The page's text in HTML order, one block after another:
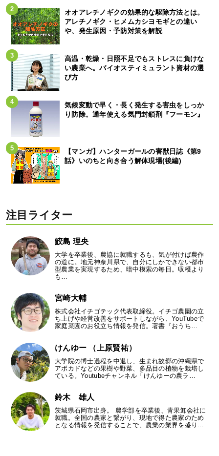
オオアレチノギクの効果的な駆除方法とは。
アレチノギク・ヒメムカシヨモギとの違い
や、発生原因・予防対策を解説
高温・乾燥・日照不足でもストレスに負けな
い農業へ。バイオスティミュラント資材の選
び方
気候変動で早く・長く発生する害虫をしっか
り防除。通年使える気門封鎖剤『フーモン』
【マンガ】ハンターガールの害獣日誌《第9
話》いのちと向き合う解体現場(後編)
注目ライター
鮫島 理央
大学を卒業後、農協に就職するも、気が付けば農作
の道に。地元神奈川県で、自分にしかできない都市
型農業を実現するため、暗中模索の毎日。収穫より
も…
宮崎大輔
株式会社イチゴテック代表取締役。イチゴ農園の立
ち上げや経営改善をサポートしながら、YouTubeで
家庭菜園のお役立ち情報を発信。著書『おうち…
けんゆー （上原賢祐）
大学院の博士過程を中退し、生まれ故郷の沖縄県で
アボカドなどの果樹や野菜、多品目の植物を栽培し
ている。Youtubeチャンネル「けんゆーの農ラ…
鈴木 雄人
茨城県石岡市出身。 農学部を卒業後、青果卸会社に
就職。全国の農家と繋がり、現地で得た農家のため
となる情報を発信することで、農業の業界を盛り…